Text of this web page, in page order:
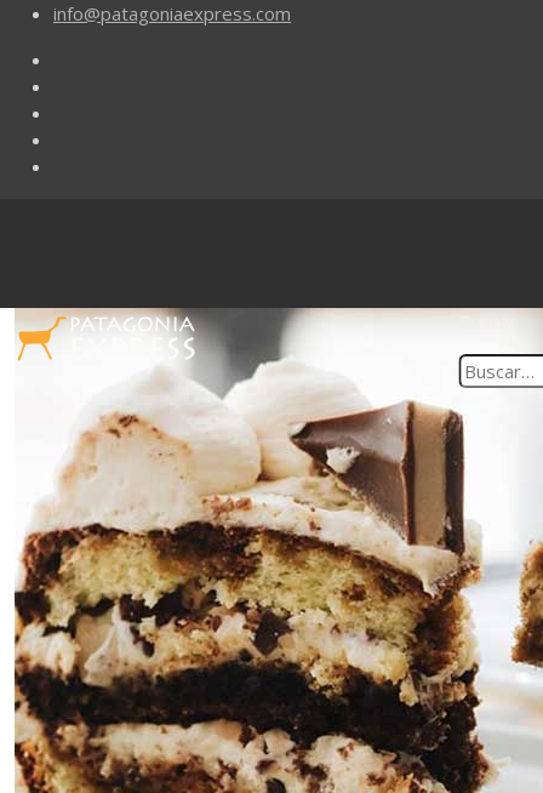
info@patagoniaexpress.com
Buscar